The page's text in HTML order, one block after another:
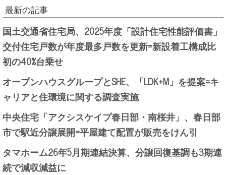
最新の記事
国土交通省住宅局、2025年度「設計住宅性能評価書」
交付住宅戸数が年度最多戸数を更新=新設着工構成比
初の40%台乗せ
オープンハウスグループとSHE、「LDK+M」を提案=キ
ャリアと住環境に関する調査実施
中央住宅「アクシスケイプ春日部・南桜井」、春日部
市で駅近分譲展開=平屋建て配置が販売をけん引
タマホーム26年5月期連結決算、分譲回復基調も3期連
続で減収減益に